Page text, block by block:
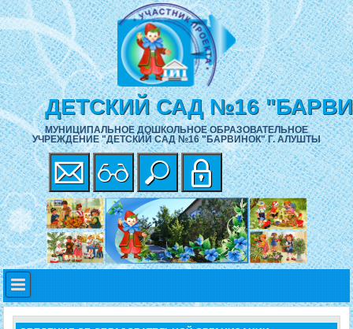
ДЕТСКИЙ САД №16
МУНИЦИПАЛЬНОЕ ДОШКОЛЬНОЕ ОБРАЗОВАТЕЛЬНОЕ
УЧРЕЖДЕНИЕ "ДЕТСКИЙ САД №16 "БАРВИНОК" Г. АЛУШТЫ